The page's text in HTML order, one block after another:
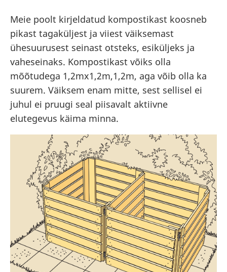
Meie poolt kirjeldatud kompostikast koosneb
pikast tagaküljest ja viiest väiksemast
ühesuurusest seinast otsteks, esiküljeks ja
vaheseinaks. Kompostikast võiks olla
mõõtudega 1,2mx1,2m,1,2m, aga võib olla ka
suurem. Väiksem enam mitte, sest sellisel ei
juhul ei pruugi seal piisavalt aktiivne
elutegevus käima minna.